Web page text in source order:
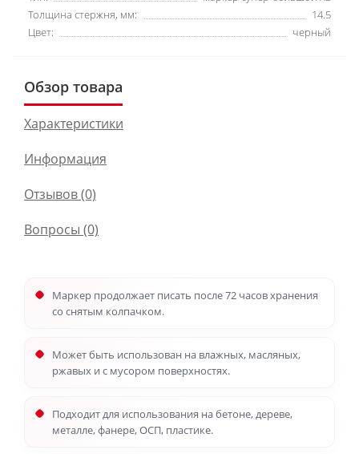
Толщина стержня, мм:
14.5
Цвет:
черный
Обзор товара
Характеристики
Информация
Отзывов (0)
Вопросы (0)
Маркер продолжает писать после 72 часов хранения
со снятым колпачком.
Может быть использован на влажных, масляных,
ржавых и с мусором поверхностях.
Подходит для использования на бетоне, дереве,
металле, фанере, ОСП, пластике.